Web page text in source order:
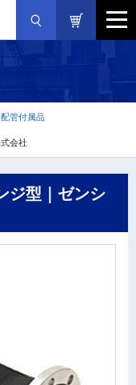
配管付属品
会社
ジ型｜ゼンシ